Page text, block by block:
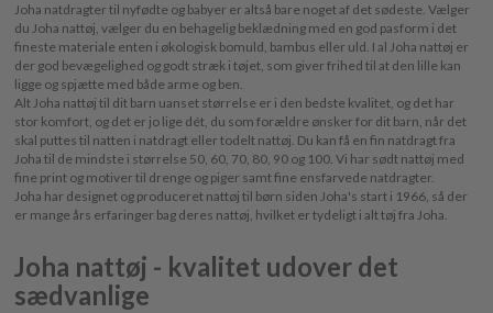
Joha natdragter til nyfødte og babyer er altså bare noget af det sødeste. Vælger
du Joha nattøj, vælger du en behagelig beklædning med en god pasform i det
fineste materiale enten i økologisk bomuld, bambus eller uld. I al Joha nattøj er
der god bevægelighed og godt stræk i tøjet, som giver frihed til at den lille kan
ligge og spjætte med både arme og ben.
Alt Joha nattøj til dit barn uanset størrelse er i den bedste kvalitet, og det har
stor komfort, og det er jo lige dét, du som forældre ønsker for dit barn, når det
skal puttes til natten i natdragt eller todelt nattøj. Du kan få en fin natdragt fra
Joha til de mindste i størrelse 50, 60, 70, 80, 90 og 100. Vi har sødt nattøj med
fine print og motiver til drenge og piger samt fine ensfarvede natdragter.
Joha har designet og produceret nattøj til børn siden Joha's start i 1966, så der
er mange års erfaringer bag deres nattøj, hvilket er tydeligt i alt tøj fra Joha.
Joha nattøj - kvalitet udover det
sædvanlige